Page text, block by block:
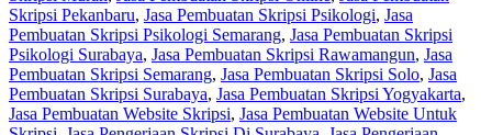
Skripsi Pekanbaru, Jasa Pembuatan Skripsi Psikologi, Jasa
Pembuatan Skripsi Psikologi Semarang, Jasa Pembuatan Skripsi
Psikologi Surabaya, Jasa Pembuatan Skripsi Rawamangun, Jasa
Pembuatan Skripsi Semarang, Jasa Pembuatan Skripsi Solo, Jasa
Pembuatan Skripsi Surabaya, Jasa Pembuatan Skripsi Yogyakarta,
Jasa Pembuatan Website Skripsi, Jasa Pembuatan Website Untuk